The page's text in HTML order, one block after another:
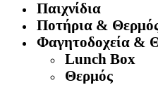
Παιχνίδια
Ποτήρια &
Φαγητοδοχεία &
Lunch Box
Θερμός